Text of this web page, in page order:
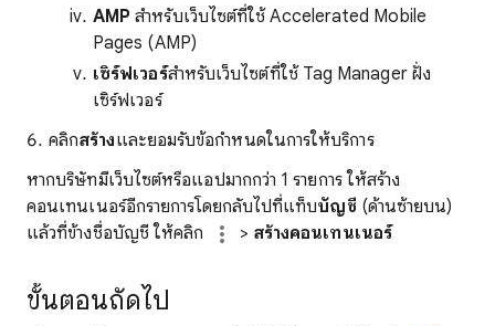
AMP สำหรับเว็บไซต์ที่ใช้ Accelerated Mobile
Pages (AMP)
เซิร์ฟเวอร์สําหรับเว็บไซต์ที่ใช้ Tag Manager ฝั่ง
เซิร์ฟเวอร์
คลิกสร้างและยอมรับข้อกำหนดในการให้บริการ
หากบริษัทมีเว็บไซต์หรือแอปมากกว่า 1 รายการ ให้สร้าง
คอนเทนเนอร์อีกรายการโดยกลับไปที่แท็บบัญชี(ด้านซ้ายบน)
แล้วที่ข้างชื่อบัญชี ให้คลิก
> สร้างคอนเทนเนอร์
ขั้นตอนถัดไป